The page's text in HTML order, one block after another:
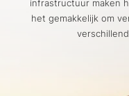
infrastructuur maken
het gemakkelijk om